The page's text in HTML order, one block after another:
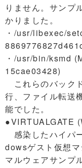
りません。サンプ
かりました。
・/usr/libexec/
・/usr/bin/ksmd
15cae03428)
これらのバック
行、ファイル転送
能でした。
●VIRTUALGATE
感染したハイパ
dowsゲスト仮想
マルウェアサンプ